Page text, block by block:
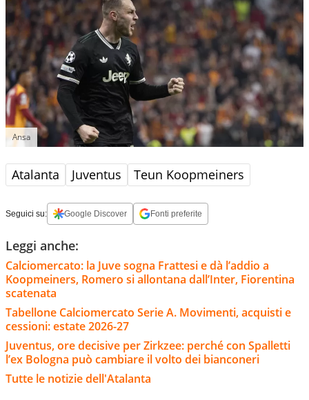
Ansa
Atalanta Juventus Teun Koopmeiners
Seguici su: Google Discover Fonti preferite
Leggi anche:
Calciomercato: la Juve sogna Frattesi e dà l’addio a
Koopmeiners, Romero si allontana dall’Inter, Fiorentina
scatenata
Tabellone Calciomercato Serie A. Movimenti, acquisti e
cessioni: estate 2026-27
Juventus, ore decisive per Zirkzee: perché con Spalletti
l’ex Bologna può cambiare il volto dei bianconeri
Tutte le notizie dell'Atalanta